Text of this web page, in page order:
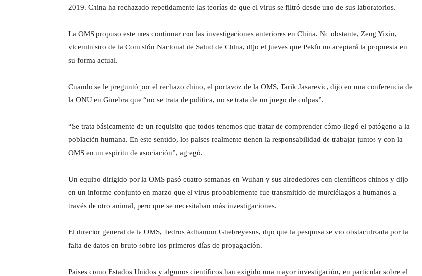
2019. China ha rechazado repetidamente las teorías de que el virus se filtró desde uno de sus laboratorios.
La OMS propuso este mes continuar con las investigaciones anteriores en China. No obstante, Zeng Yixin,
viceministro de la Comisión Nacional de Salud de China, dijo el jueves que Pekín no aceptará la propuesta en
su forma actual.
Cuando se le preguntó por el rechazo chino, el portavoz de la OMS, Tarik Jasarevic, dijo en una conferencia de
la ONU en Ginebra que “no se trata de política, no se trata de un juego de culpas”.
“Se trata básicamente de un requisito que todos tenemos que tratar de comprender cómo llegó el patógeno a la
población humana. En este sentido, los países realmente tienen la responsabilidad de trabajar juntos y con la
OMS en un espíritu de asociación”, agregó.
Un equipo dirigido por la OMS pasó cuatro semanas en Wuhan y sus alrededores con científicos chinos y dijo
en un informe conjunto en marzo que el virus probablemente fue transmitido de murciélagos a humanos a
través de otro animal, pero que se necesitaban más investigaciones.
El director general de la OMS, Tedros Adhanom Ghebreyesus, dijo que la pesquisa se vio obstaculizada por la
falta de datos en bruto sobre los primeros días de propagación.
Países como Estados Unidos y algunos científicos han exigido una mayor investigación, en particular sobre el